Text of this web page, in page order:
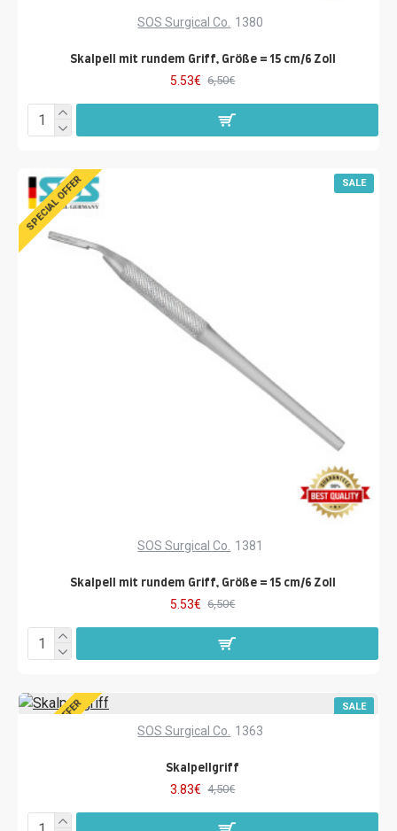
SOS Surgical Co. 1380
Skalpell mit rundem Griff, Größe = 15 cm/6 Zoll
5.53€ 6,50€
SPECIAL OFFER SALE
SOS Surgical Co. 1381
Skalpell mit rundem Griff, Größe = 15 cm/6 Zoll
5.53€ 6,50€
SPECIAL OFFER SALE
SOS Surgical Co. 1363
Skalpellgriff
3.83€ 4,50€